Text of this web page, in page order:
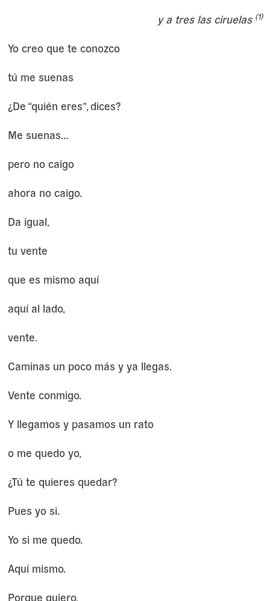
y a tres las ciruelas (1)
Yo creo que te conozco
tú me suenas
¿De “quién eres”, dices?
Me suenas…
pero no caigo
ahora no caigo.
Da igual,
tu vente
que es mismo aquí
aquí al lado,
vente.
Caminas un poco más y ya llegas.
Vente conmigo.
Y llegamos y pasamos un rato
o me quedo yo,
¿Tú te quieres quedar?
Pues yo si.
Yo si me quedo.
Aquí mismo.
Porque quiero,